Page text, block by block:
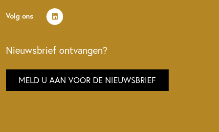
Volg ons
Nieuwsbrief ontvangen?
MELD U AAN VOOR DE NIEUWSBRIEF